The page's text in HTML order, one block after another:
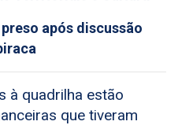
após discussão
à quadrilha estão
que tiveram